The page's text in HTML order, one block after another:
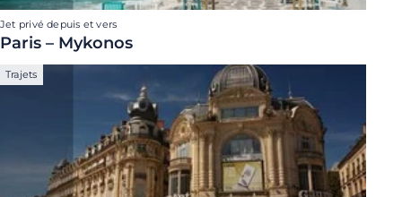
Jet privé depuis et vers
Paris – Mykonos
Trajets